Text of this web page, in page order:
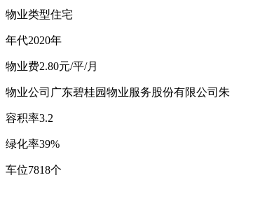
物业类型住宅
年代2020年
物业费2.80元/平/月
物业公司 广东碧桂园物业服务股份有限公司朱
容积率3.2
绿化率39%
车位7818个